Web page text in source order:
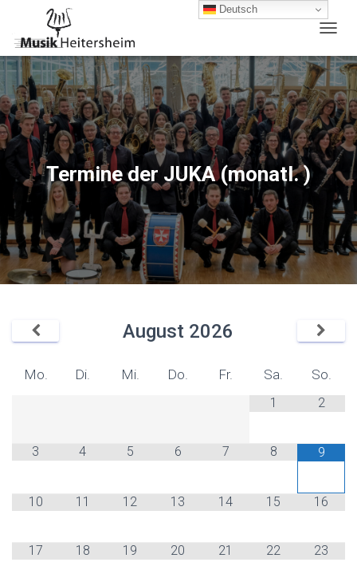
A
V
I
G
A
T
I
O
N
M
S
C
H
L
Termine der JUKA (monatl. )
August 2026
Mo. Di. Mi. Do. Fr. Sa. So.
1 2
3 4 5 6 7 8 9
10 11 12 13 14 15 16
17 18 19 20 21 22 23
Deutsch